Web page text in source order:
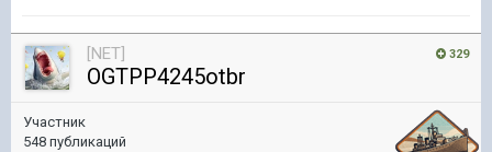
329
[NET]
OGTPP4245otbr
Участник
548 публикаций